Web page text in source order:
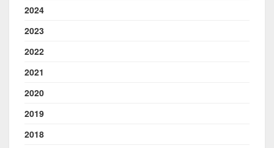
2024
2023
2022
2021
2020
2019
2018